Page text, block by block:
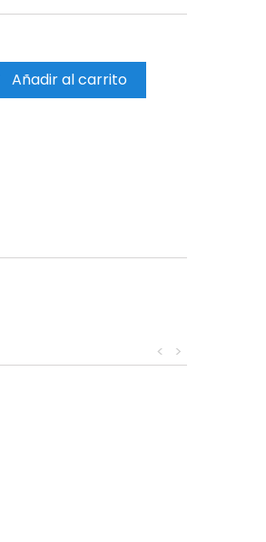
Añadir al carrito
>
<